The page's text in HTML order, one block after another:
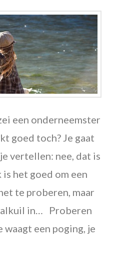
een onderneemster
goed toch? Je gaat
vertellen: nee, dat is
het goed om een
te proberen, maar
in… Proberen
een poging, je